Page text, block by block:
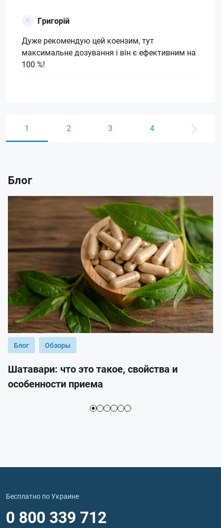
Григорій
Дуже рекомендую цей коензим, тут
максимальне дозування і він є ефективним на
100 %!
1 2 3 4
Блог
Блог Обзоры
Шатавари: что это такое, свойства и
особенности приема
Бесплатно по Украине
0 800 339 712